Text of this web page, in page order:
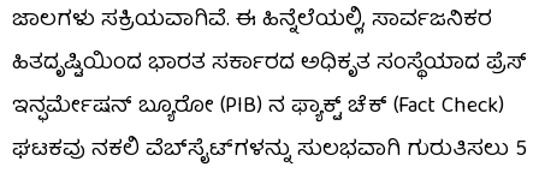
ಜಾಲಗಳು ಸಕ್ರಿಯವಾಗಿವೆ. ಈ ಹಿನ್ನೆಲೆಯಲ್ಲಿ, ಸಾರ್ವಜನಿಕರ
ಹಿತದೃಷ್ಟಿಯಿಂದ ಭಾರತ ಸರ್ಕಾರದ ಅಧಿಕೃತ ಸಂಸ್ಥೆಯಾದ ಪ್ರೆಸ್
ಇನ್ಫರ್ಮೇಷನ್ ಬ್ಯೂರೋ (PIB) ನ ಫ್ಯಾಕ್ಟ್ ಚೆಕ್ (Fact Check)
ಘಟಕವು ನಕಲಿ ವೆಬ್‌ಸೈಟ್‌ಗಳನ್ನು ಸುಲಭವಾಗಿ ಗುರುತಿಸಲು 5